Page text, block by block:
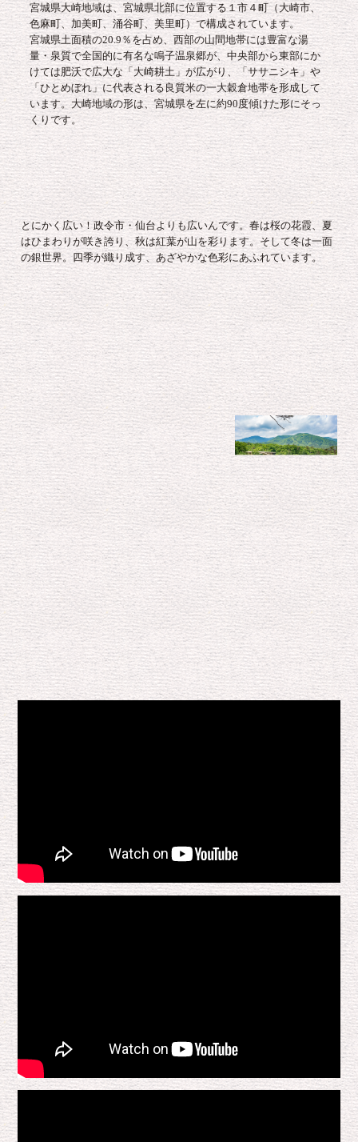
の？
宮城県大崎地域は、宮城県北部に位置する１市４町（大崎市、
色麻町、加美町、涌谷町、美里町）で構成されています。
宮城県土面積の20.9％を占め、西部の山間地帯には豊富な湯
量・泉質で全国的に有名な鳴子温泉郷が、中央部から東部にか
けては肥沃で広大な「大崎耕土」が広がり、「ササニシキ」や
「ひとめぼれ」に代表される良質米の一大穀倉地帯を形成して
います。大崎地域の形は、宮城県を左に約90度傾けた形にそっ
くりです。
とにかく広い！政令市・仙台よりも広いんです。春は桜の花霞、夏
はひまわりが咲き誇り、秋は紅葉が山を彩ります。そして冬は一面
の銀世界。四季が織り成す、あざやかな色彩にあふれています。